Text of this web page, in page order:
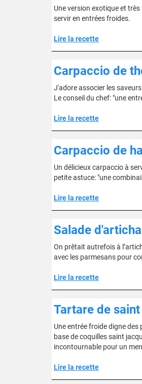
Une version exotique et
servir en entrées froides.
Lire la recette
Carpaccio de
J'adore associer les
Le conseil du chef: "une
Lire la recette
Carpaccio de
Un délicieux carpaccio à
petite astuce: "une
Lire la recette
Salade
On prêtait autrefois à
avec les parmesans pour
Lire la recette
Tartare de
Une entrée froide digne des
base de coquilles saint
incontournable pour un
Lire la recette